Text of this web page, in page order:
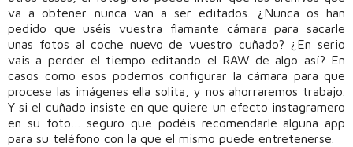
va a obtener nunca van a ser editados. ¿Nunca os han
pedido que uséis vuestra flamante cámara para sacarle
unas fotos al coche nuevo de vuestro cuñado? ¿En serio
vais a perder el tiempo editando el RAW de algo así? En
casos como esos podemos configurar la cámara para que
procese las imágenes ella solita, y nos ahorraremos trabajo.
Y si el cuñado insiste en que quiere un efecto instagramero
en su foto… seguro que podéis recomendarle alguna app
para su teléfono con la que el mismo puede entretenerse.